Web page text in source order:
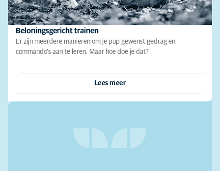
Beloningsgericht trainen
Er zijn meerdere manieren om je pup gewenst gedrag en
commando's aan te leren. Maar hoe doe je dat?
Lees meer